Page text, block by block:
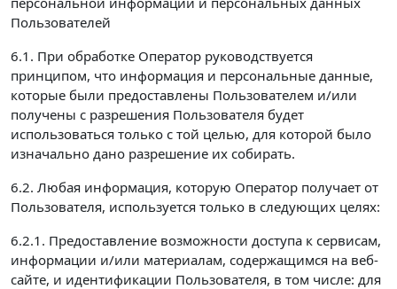
Пользователей
6.1. При обработке Оператор руководствуется
принципом, что информация и персональные данные,
которые были предоставлены Пользователем и/или
получены с разрешения Пользователя будет
использоваться только с той целью, для которой было
изначально дано разрешение их собирать.
6.2. Любая информация, которую Оператор получает от
Пользователя, используется только в следующих целях:
6.2.1. Предоставление возможности доступа к сервисам,
информации и/или материалам, содержащимся на веб-
сайте, и идентификации Пользователя, в том числе: для